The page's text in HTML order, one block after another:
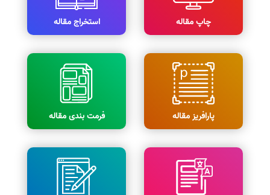
چاپ مقاله استخراج مقاله
پارافریز مقاله فرمت بندی مقاله